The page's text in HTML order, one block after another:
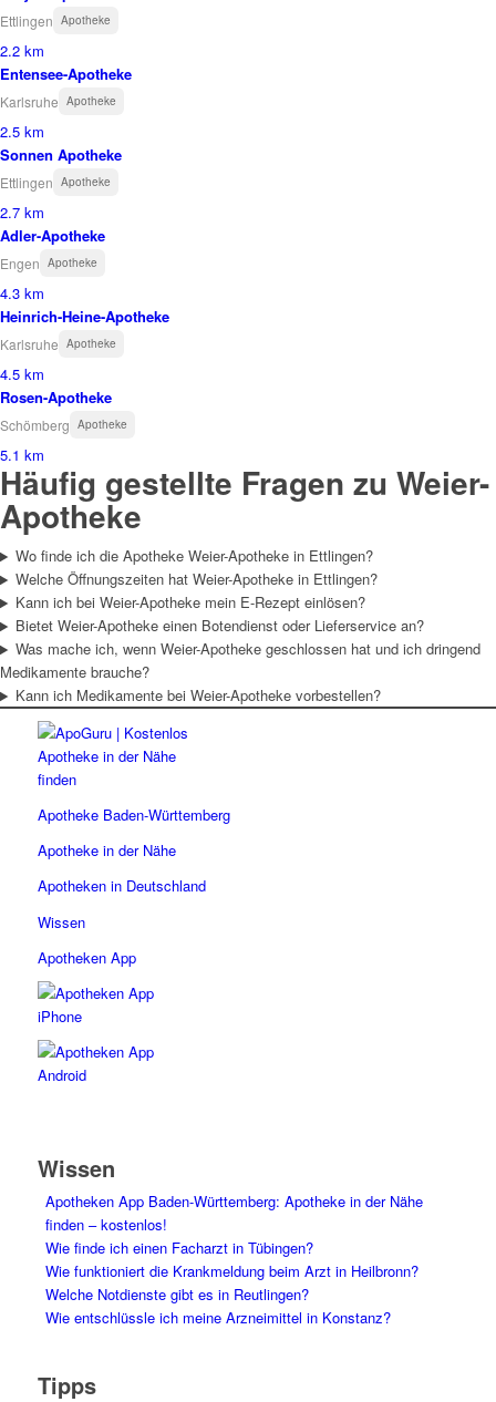
Ettlingen Apotheke
2.2 km
Entensee-Apotheke
Karlsruhe Apotheke
2.5 km
Sonnen Apotheke
Ettlingen Apotheke
2.7 km
Adler-Apotheke
Engen Apotheke
4.3 km
Heinrich-Heine-Apotheke
Karlsruhe Apotheke
4.5 km
Rosen-Apotheke
Schömberg Apotheke
5.1 km
Häufig gestellte Fragen zu Weier-
Apotheke
Wo finde ich die Apotheke Weier-Apotheke in Ettlingen?
Welche Öffnungszeiten hat Weier-Apotheke in Ettlingen?
Kann ich bei Weier-Apotheke mein E-Rezept einlösen?
Bietet Weier-Apotheke einen Botendienst oder Lieferservice an?
Was mache ich, wenn Weier-Apotheke geschlossen hat und ich dringend
Medikamente brauche?
Kann ich Medikamente bei Weier-Apotheke vorbestellen?
Apotheke Baden-Württemberg
Apotheke in der Nähe
Apotheken in Deutschland
Wissen
Apotheken App
Wissen
Apotheken App Baden-Württemberg: Apotheke in der Nähe
finden – kostenlos!
Wie finde ich einen Facharzt in Tübingen?
Wie funktioniert die Krankmeldung beim Arzt in Heilbronn?
Welche Notdienste gibt es in Reutlingen?
Wie entschlüssle ich meine Arzneimittel in Konstanz?
Tipps